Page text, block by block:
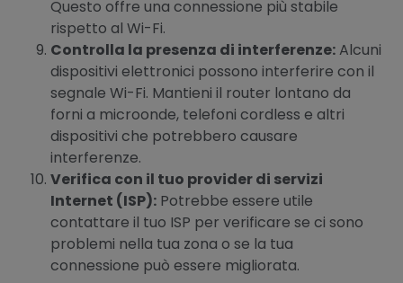
Questo offre una connessione più stabile
rispetto al Wi-Fi.
Controlla la presenza di interferenze:Alcuni
dispositivi elettronici possono interferire con il
segnale Wi-Fi. Mantieni il router lontano da
forni a microonde, telefoni cordless e altri
dispositivi che potrebbero causare
interferenze.
Verifica con il tuo provider di servizi
Internet (ISP): Potrebbe essere utile
contattare il tuo ISP per verificare se ci sono
problemi nella tua zona o se la tua
connessione può essere migliorata.